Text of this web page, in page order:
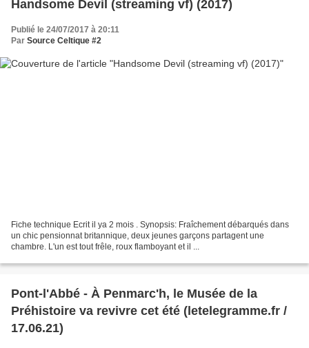
Handsome Devil (streaming vf) (2017)
Publié le 24/07/2017 à 20:11
Par Source Celtique #2
Fiche technique Ecrit il ya 2 mois . Synopsis: Fraîchement débarqués dans
un chic pensionnat britannique, deux jeunes garçons partagent une
chambre. L'un est tout frêle, roux flamboyant et il ...
Pont-l'Abbé - À Penmarc'h, le Musée de la
Préhistoire va revivre cet été (letelegramme.fr /
17.06.21)